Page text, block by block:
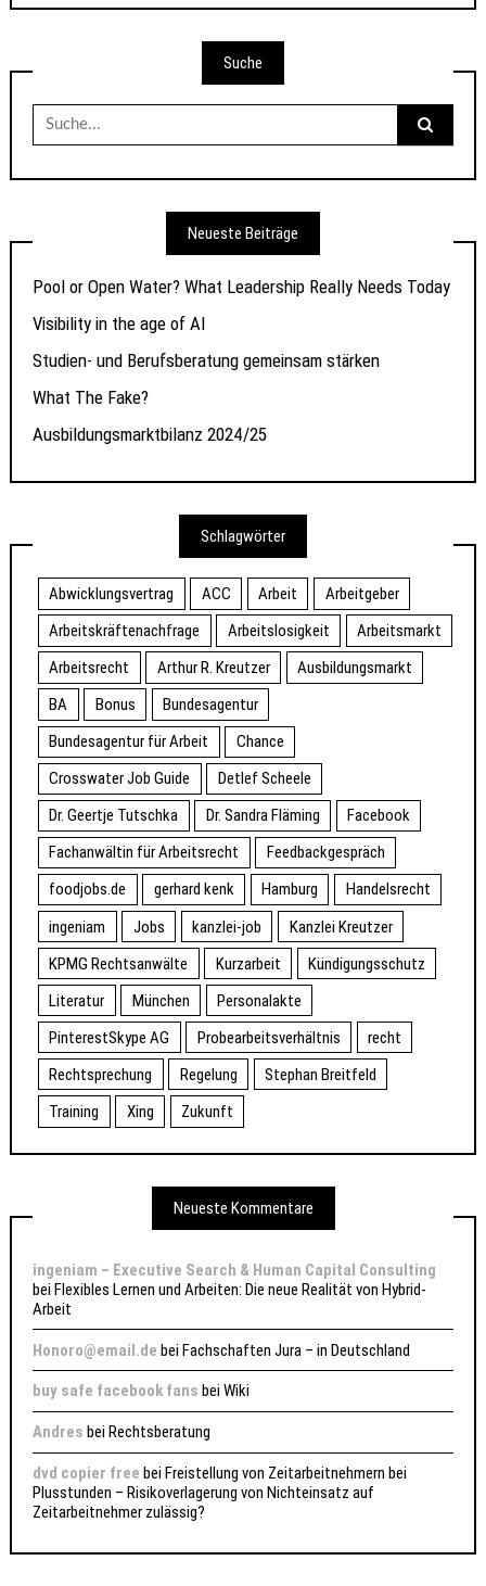
Suche
Suche
nach:
Neueste Beiträge
Pool or Open Water? What Leadership Really Needs Today
Visibility in the age of AI
Studien- und Berufsberatung gemeinsam stärken
What The Fake?
Ausbildungsmarktbilanz 2024/25
Schlagwörter
Abwicklungsvertrag ACC Arbeit
Arbeitgeber
Arbeitskräftenachfrage
Arbeitslosigkeit
Arbeitsmarkt
Arbeitsrecht
Arthur R. Kreutzer
Ausbildungsmarkt
BA
Bonus
Bundesagentur
Bundesagentur für Arbeit
Chance
Crosswater Job Guide
Detlef Scheele
Dr. Geertje Tutschka
Dr. Sandra Fläming
Facebook
Fachanwältin für Arbeitsrecht
Feedbackgespräch
foodjobs.de
gerhard kenk Hamburg
Handelsrecht
ingeniam
Jobs kanzlei-job
Kanzlei Kreutzer
KPMG Rechtsanwälte
Kurzarbeit
Kündigungsschutz
Literatur
München
Personalakte
PinterestSkype AG
Probearbeitsverhältnis
recht
Rechtsprechung
Regelung
Stephan Breitfeld
Training
Xing Zukunft
Neueste Kommentare
ingeniam – Executive Search & Human Capital Consulting
beiFlexibles Lernen und Arbeiten: Die neue Realität von Hybrid-
Arbeit
Honoro@email.de beiFachschaften Jura – in Deutschland
buy safe facebook fans beiWiki
Andres beiRechtsberatung
dvd copier free beiFreistellung von Zeitarbeitnehmern bei
Plusstunden – Risikoverlagerung von Nichteinsatz auf
Zeitarbeitnehmer zulässig?